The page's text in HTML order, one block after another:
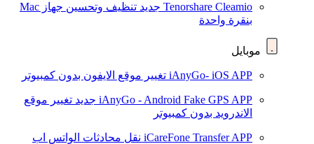
Tenorshare Cleamio جديد
تنظيف وتحسين جهاز Mac
بنقرة واحدة
موبايل
iAnyGo- iOS APP تغيير موقع الايفون بدون كمبيوتر
iAnyGo - Android Fake GPS APP جديد تغيير موقع
الاندرويد بدون كمبيوتر
iCareFone Transfer APP نقل محادثات الواتس اب